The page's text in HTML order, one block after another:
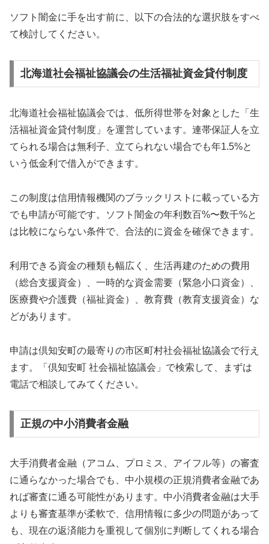
ソフト闇金に手を出す前に、以下の合法的な選択肢をすべ
て検討してください。
北海道社会福祉協議会の生活福祉資金貸付制度
北海道社会福祉協議会では、低所得世帯を対象とした「生
活福祉資金貸付制度」を運営しています。連帯保証人を立
てられる場合は無利子、立てられない場合でも年1.5%と
いう低金利で借入ができます。
この制度は信用情報機関のブラックリストに載っている方
でも申請が可能です。ソフト闇金の年利数百%〜数千%と
は比較にならない条件で、合法的に資金を確保できます。
利用できる資金の種類も幅広く、生活再建のための費用
（総合支援資金）、一時的な資金需要（緊急小口資金）、
医療費や介護費（福祉資金）、教育費（教育支援資金）な
どがあります。
申請は倶知安町の最寄りの市区町村社会福祉協議会で行え
ます。「倶知安町 社会福祉協議会」で検索して、まずは
電話で相談してみてください。
正規の中小消費者金融
大手消費者金融（アコム、プロミス、アイフル等）の審査
に通らなかった場合でも、中小規模の正規消費者金融であ
れば審査に通る可能性があります。中小消費者金融は大手
よりも審査基準が柔軟で、信用情報に多少の問題があって
も、現在の返済能力を重視して個別に判断してくれる場合